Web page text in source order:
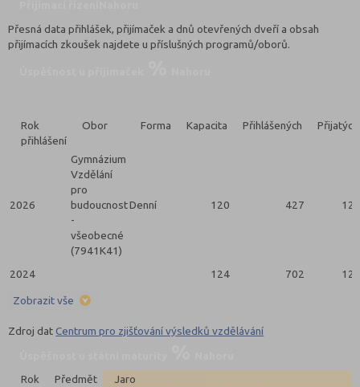
Přesná data přihlášek, přijímaček a dnů otevřených dveří a obsah
přijímacích zkoušek najdete u příslušných programů/oborů.
Rok
přihlášení
Obor Forma Kapacita Přihlášených Přijatých
2026
Gymnázium
Vzdělání
pro
budoucnost
-
všeobecné
(7941K41)
Denní 120 427
2024 124 702
Zobrazit vše
Zdroj datCentrum pro zjišťování výsledků vzdělávání
Rok
Předmět
Jaro